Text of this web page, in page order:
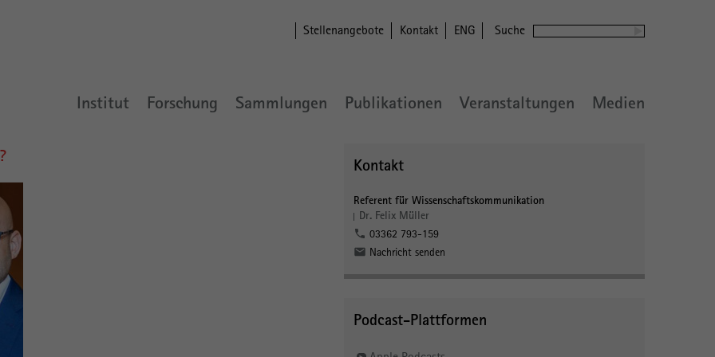
Stellenangebote Kontakt ENG Suche
Institut Forschung Sammlungen Publikationen Veranstaltungen Medien
Kontakt
Referent für Wissenschaftskommunikation
Dr. Felix Müller
03362 793-159
Nachricht senden
Podcast-Plattformen